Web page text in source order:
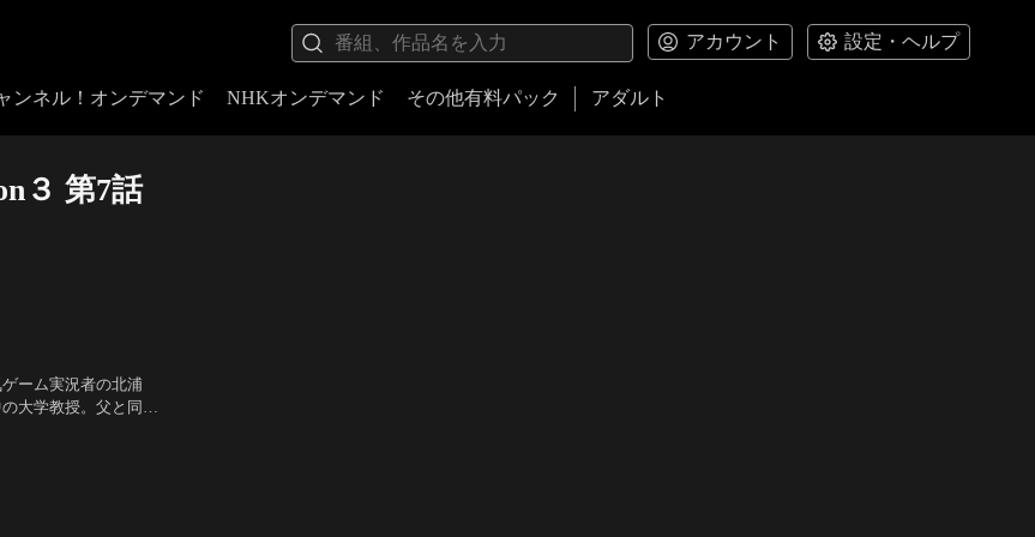
アカウント 設定・ヘルプ
ンネル！オンデマンド NHKオンデマンド その他有料パック アダルト
３ 第7話
ーム実況者の北浦
大学教授。父と同じ